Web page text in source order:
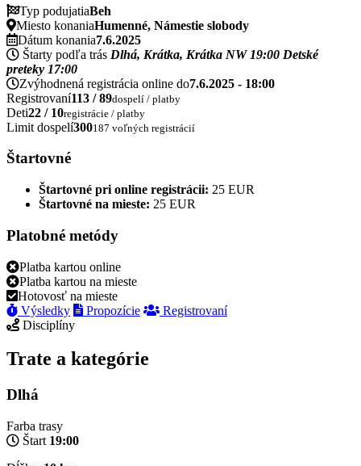
Typ podujatiaBeh
Miesto konaniaHumenné, Námestie slobody
Dátum konania7.6.2025
Štarty podľa trás Dlhá, Krátka, Krátka NW 19:00 Detské
preteky 17:00
Zvýhodnená registrácia online do7.6.2025 - 18:00
Registrovaní113 / 89dospelí / platby
Deti22 / 10registrácie / platby
Limit dospelí300187 voľných registrácií
Štartovné
Štartovné pri online registrácii: 25 EUR
Štartovné na mieste: 25 EUR
Platobné metódy
Platba kartou online
Platba kartou na mieste
Hotovosť na mieste
Výsledky
Propozície
Registrovaní
Disciplíny
Trate a kategórie
Dlhá
Farba trasy
Štart 19:00